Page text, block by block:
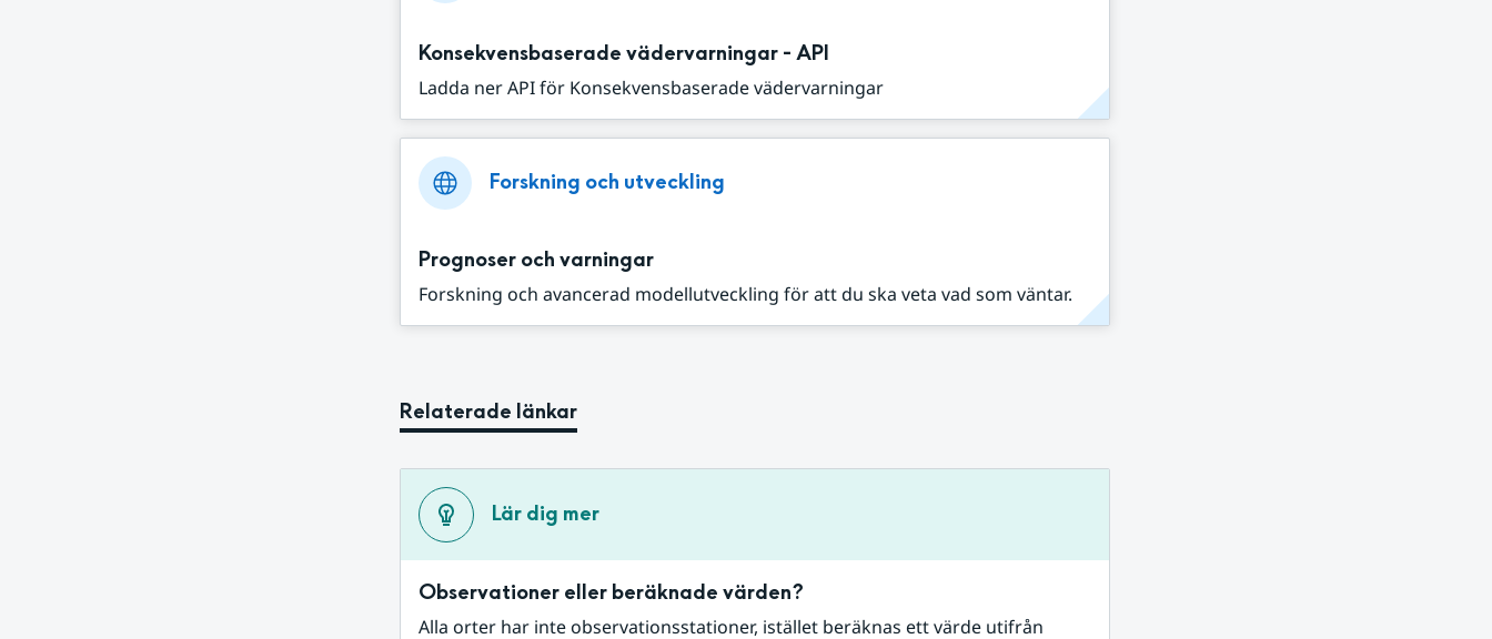
Konsekvensbaserade vädervarningar - API
Ladda ner API för Konsekvensbaserade vädervarningar
Forskning och utveckling
Prognoser och varningar
Forskning och avancerad modellutveckling för att du ska veta vad som väntar.
Relaterade länkar
Lär dig mer
Observationer eller beräknade värden?
Alla orter har inte observationsstationer, istället beräknas ett värde utifrån